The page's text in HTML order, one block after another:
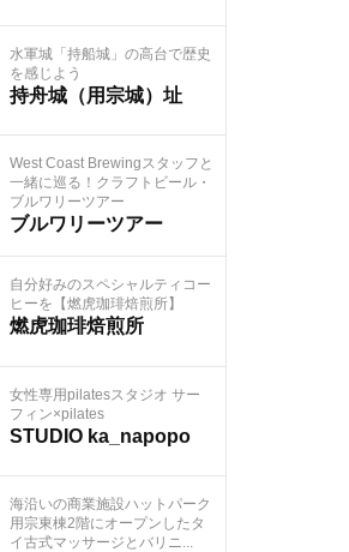
水軍城「持船城」の高台で歴史
を感じよう
持舟城（用宗城）址
West Coast Brewingスタッフと
一緒に巡る！クラフトビール・
ブルワリーツアー
ブルワリーツアー
自分好みのスペシャルティコー
ヒーを【燃虎珈琲焙煎所】
燃虎珈琲焙煎所
女性専用pilatesスタジオ サー
フィン×pilates
STUDIO ka_napopo
海沿いの商業施設ハットパーク
用宗東棟2階にオープンしたタ
イ古式マッサージとバリニ...